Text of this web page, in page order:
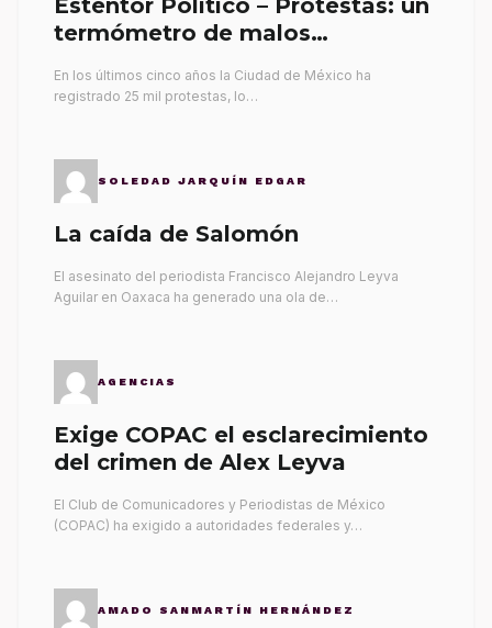
Esténtor Político – Protestas: un
termómetro de malos
En los últimos cinco años la Ciudad de México ha
registrado 25 mil protestas, lo…
SOLEDAD JARQUÍN EDGAR
La caída de Salomón
El asesinato del periodista Francisco Alejandro Leyva
Aguilar en Oaxaca ha generado una ola de…
AGENCIAS
Exige COPAC el esclarecimiento
del crimen de Alex Leyva
El Club de Comunicadores y Periodistas de México
(COPAC) ha exigido a autoridades federales y…
AMADO SANMARTÍN HERNÁNDEZ